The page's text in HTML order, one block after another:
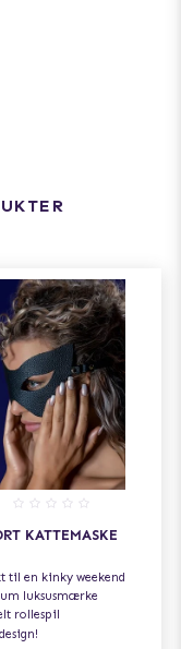
KATTEMASKE
til en kinky weekend
luksusmærke
rollespil